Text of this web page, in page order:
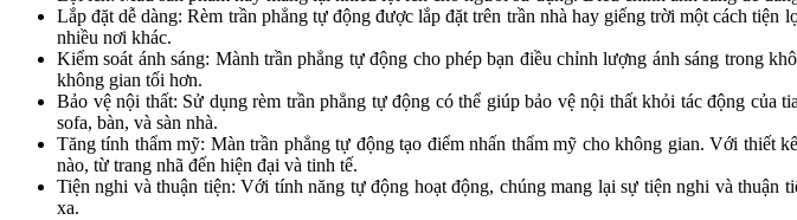
Lắp đặt dễ dàng: Rèm trần phẳng tự động được lắp đặt trên trần nhà hay giếng trời một cách
nhiều nơi khác.
Kiểm soát ánh sáng: Mành trần phẳng tự động cho phép bạn điều chỉnh lượng ánh sáng trong
không gian tối hơn.
Bảo vệ nội thất: Sử dụng rèm trần phẳng tự động có thể giúp bảo vệ nội thất khỏi tác động
sofa, bàn, và sàn nhà.
Tăng tính thẩm mỹ: Màn trần phẳng tự động tạo điểm nhấn thẩm mỹ cho không gian. Với thiết
nào, từ trang nhã đến hiện đại và tinh tế.
Tiện nghi và thuận tiện: Với tính năng tự động hoạt động, chúng mang lại sự tiện nghi và
xa.